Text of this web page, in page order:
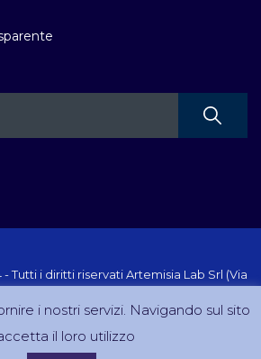
Tutti i diritti riservati Artemisia Lab Srl (Via
DreamCom.it
i nostri servizi. Navigando sul sito
il loro utilizzo